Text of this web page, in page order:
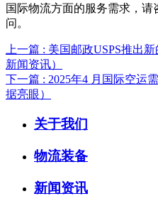
国际物流方面的服务需求，
问。
上一篇 : 美国邮政USPS推出
新闻资讯）
下一篇 : 2025年4 月国际空运
据亮眼）
关于我们
物流装备
新闻资讯